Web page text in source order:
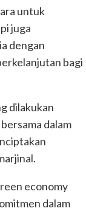
untuk
juga
dengan
bagi
dilakukan
dalam
economy
dalam